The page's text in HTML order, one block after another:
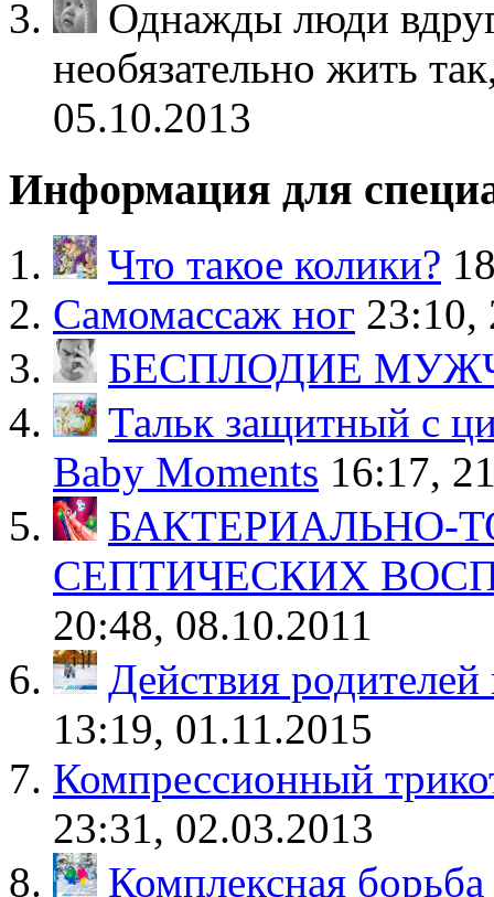
Однажды люди
необязательно жить
05.10.2013
Информация для
Что такое колики?
Самомассаж ног 23:10,
БЕСПЛОДИЕ
Тальк защитный с
Baby Moments 16:17,
БАКТЕРИАЛЬНО-
СЕПТИЧЕСКИХ
20:48, 08.10.2011
Действия
13:19, 01.11.2015
Компрессионный
23:31, 02.03.2013
Комплексная